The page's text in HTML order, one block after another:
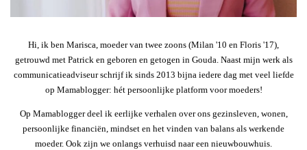
Hi, ik ben Marisca, moeder van twee zoons (Milan '10 en Floris '17),
getrouwd met Patrick en geboren en getogen in Gouda. Naast mijn werk als
communicatieadviseur schrijf ik sinds 2013 bijna iedere dag met veel liefde
op Mamablogger: hét persoonlijke platform voor moeders!
Op Mamablogger deel ik eerlijke verhalen over ons gezinsleven, wonen,
persoonlijke financiën, mindset en het vinden van balans als werkende
moeder. Ook zijn we onlangs verhuisd naar een nieuwbouwhuis.